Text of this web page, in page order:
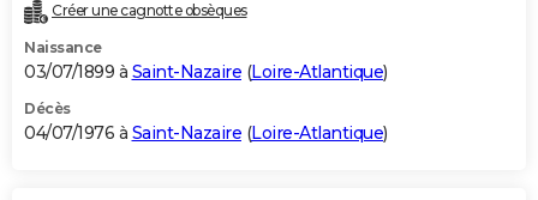
Créer une cagnotte obsèques
Naissance
03/07/1899 à Saint-Nazaire (Loire-Atlantique)
Décès
04/07/1976 à Saint-Nazaire (Loire-Atlantique)